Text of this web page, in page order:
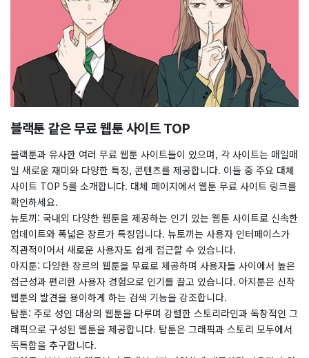
블랙툰 같은 무료 웹툰 사이트 TOP
블랙툰과 유사한 여러 무료 웹툰 사이트들이 있으며, 각 사이트는 매일매
일 새로운 재미와 다양한 특징, 콘텐츠를 제공합니다. 이들 중 주요 대체
사이트 TOP 5를 소개합니다. 대체 페이지에서 웹툰 무료 사이트 링크를
확인하세요.
뉴토끼: 국내외 다양한 웹툰을 제공하는 인기 있는 웹툰 사이트로 신속한
업데이트와 폭넓은 장르가 특징입니다. 뉴토끼는 사용자 인터페이스가
직관적이어서 새로운 사용자도 쉽게 접근할 수 있습니다.
아지툰: 다양한 장르의 웹툰을 무료로 제공하며 사용자들 사이에서 높은
접근성과 편리한 사용자 경험으로 인기를 끌고 있습니다. 아지툰은 신작
웹툰의 발견을 용이하게 하는 검색 기능을 강조합니다.
탑툰: 주로 성인 대상의 웹툰을 다루며 강렬한 스토리라인과 독창적인 그
래픽으로 구성된 웹툰을 제공합니다. 탑툰은 그래픽과 스토리 모두에서
독특함을 추구합니다.